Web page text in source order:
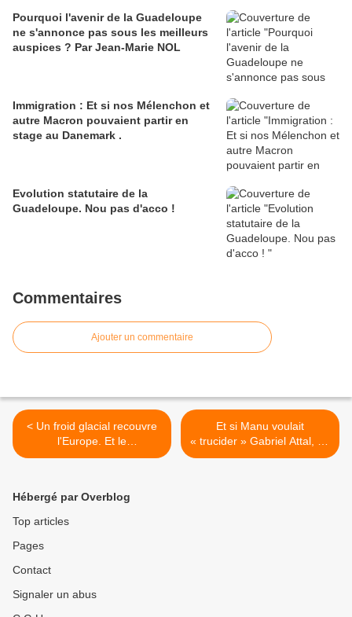
Pourquoi l'avenir de la Guadeloupe
ne s'annonce pas sous les meilleurs
auspices ? Par Jean-Marie NOL
Immigration : Et si nos Mélenchon et
autre Macron pouvaient partir en
stage au Danemark .
Evolution statutaire de la
Guadeloupe. Nou pas d'acco !
Commentaires
Ajouter un commentaire
< Un froid glacial recouvre
l'Europe. Et le
réchauffement climatique
Et si Manu voulait
« trucider » Gabriel Attal, ou
réciproquement . >
Hébergé par Overblog
Top articles
Pages
Contact
Signaler un abus